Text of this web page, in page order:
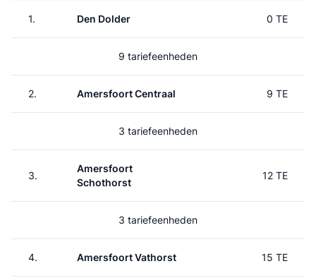
1. Den Dolder 0 TE
9 tariefeenheden
2. Amersfoort Centraal 9 TE
3 tariefeenheden
3.
Amersfoort
Schothorst
12 TE
3 tariefeenheden
4. Amersfoort Vathorst 15 TE